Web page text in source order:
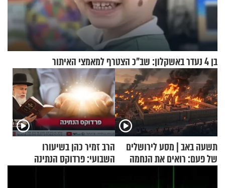
בן 4 נעדר באשקלון: שב"כ הצטרף למאמצי האיתור
תשעה באב | מסע לירושלים
של פעם: רואים את הנחמה
הרב זמיר כהן בשיעורו
השבועי: פרדוקס הנתינה